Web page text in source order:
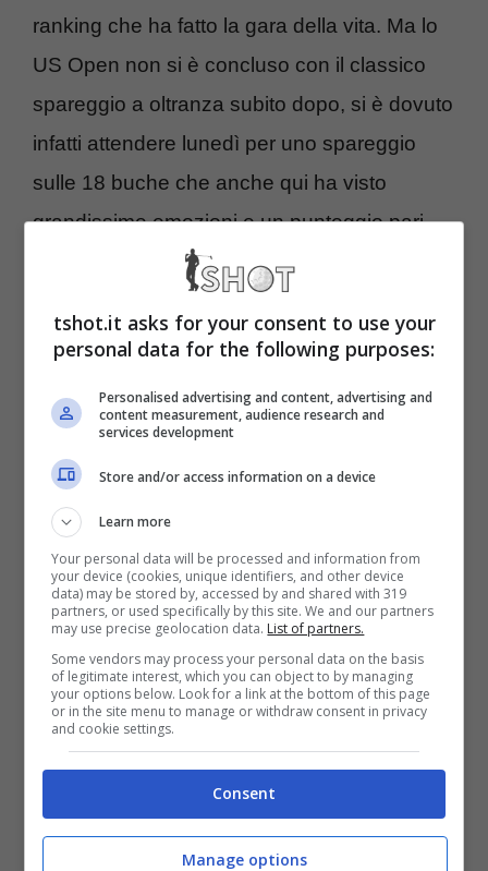
ranking che ha fatto la gara della vita. Ma lo
US Open non si è concluso con il classico
spareggio a oltranza subito dopo, si è dovuto
infatti attendere lunedì per uno spareggio
sulle 18 buche che anche qui ha visto
grandissime emozioni e un punteggio pari
che ha obbligato i due a giocare anche la
Per il suo 14° major (65° successo sul Tour),
appena operato e dolorante, abbiamo visto
smorfie e lamenti, molte volte ha anche
zoppicato per qualche istante dopo i tiri in cui
doveva effettuare una torsione sulla gamba
debole.
Ma nonostante questo abbiamo visto uno
spettacolo incredibile, soprattutto nella terza
giornata, con un approccio imbucato tra lo
stupore dello stesso Tiger, un pazzesco putt
da lontanissimo e in discesa per un eagle e
colpi da maestro, ecco una sintesi.
tshot.it asks for your consent to use your
personal data for the following purposes:
Personalised advertising and content, advertising and
content measurement, audience research and
services development
Store and/or access information on a device
Learn more
Your personal data will be processed and information from
your device (cookies, unique identifiers, and other device
data) may be stored by, accessed by and shared with 319
partners, or used specifically by this site. We and our partners
may use precise geolocation data. List of partners.
Some vendors may process your personal data on the basis
of legitimate interest, which you can object to by managing
your options below. Look for a link at the bottom of this page
or in the site menu to manage or withdraw consent in privacy
and cookie settings.
Consent
Manage options